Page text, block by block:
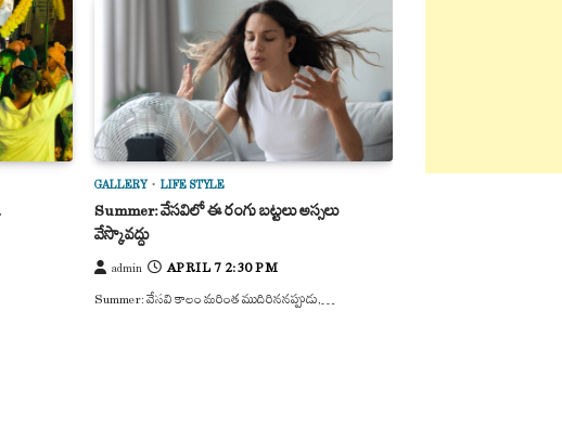
GALLERY LIFE STYLE
Summer: వేసవిలో ఈ రంగు బట్టలు అస్సలు
వేస్కొవద్దు
admin APRIL 7 2:30 PM
Summer: వేసవి కాలం మరింత ముదిరిననప్పుడు,…